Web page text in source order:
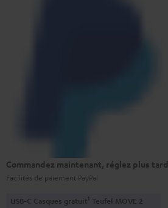
Commandez maintenant, réglez plus tard
Facilités de paiement PayPal
USB-C Casques gratuit1 Teufel MOVE 2